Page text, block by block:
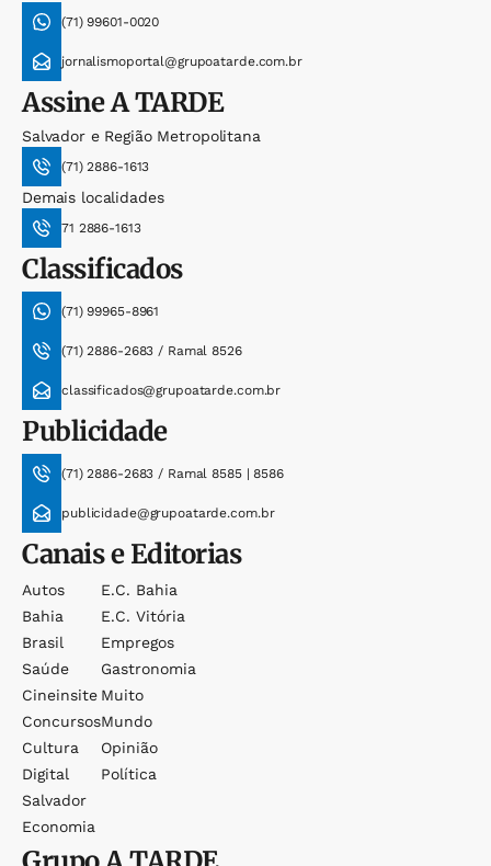
(71) 99601-0020
jornalismoportal@grupoatarde.com.br
AssineA TARDE
Salvador e Região Metropolitana
(71) 2886-1613
Demais localidades
71 2886-1613
Classificados
(71) 99965-8961
(71) 2886-2683 / Ramal 8526
classificados@grupoatarde.com.br
Publicidade
(71) 2886-2683 / Ramal 8585 | 8586
publicidade@grupoatarde.com.br
Canais e Editorias
Autos
Bahia
Brasil
Saúde
Cineinsite
Concursos
Cultura
Digital
Salvador
Economia
E.c. Bahia
E.c. Vitória
Empregos
Gastronomia
Muito
Mundo
Opinião
Política